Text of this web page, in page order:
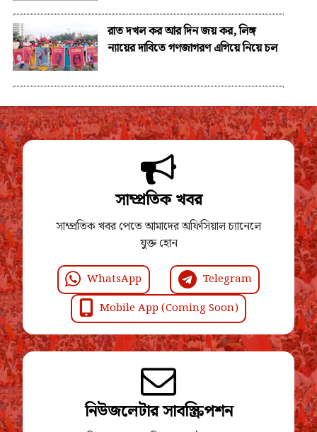
রাত দখল কর আর দিন জয় কর, লিঙ্গ
ন্যায়ের দাবিতে গণজাগরণ এগিয়ে নিয়ে চল
সাম্প্রতিক খবর
সাম্প্রতিক খবর পেতে আমাদের অফিসিয়াল চ্যানেলে
যুক্ত হোন
WhatsApp
Telegram
Mobile App (Coming Soon)
নিউজলেটার সাবস্ক্রিপশন